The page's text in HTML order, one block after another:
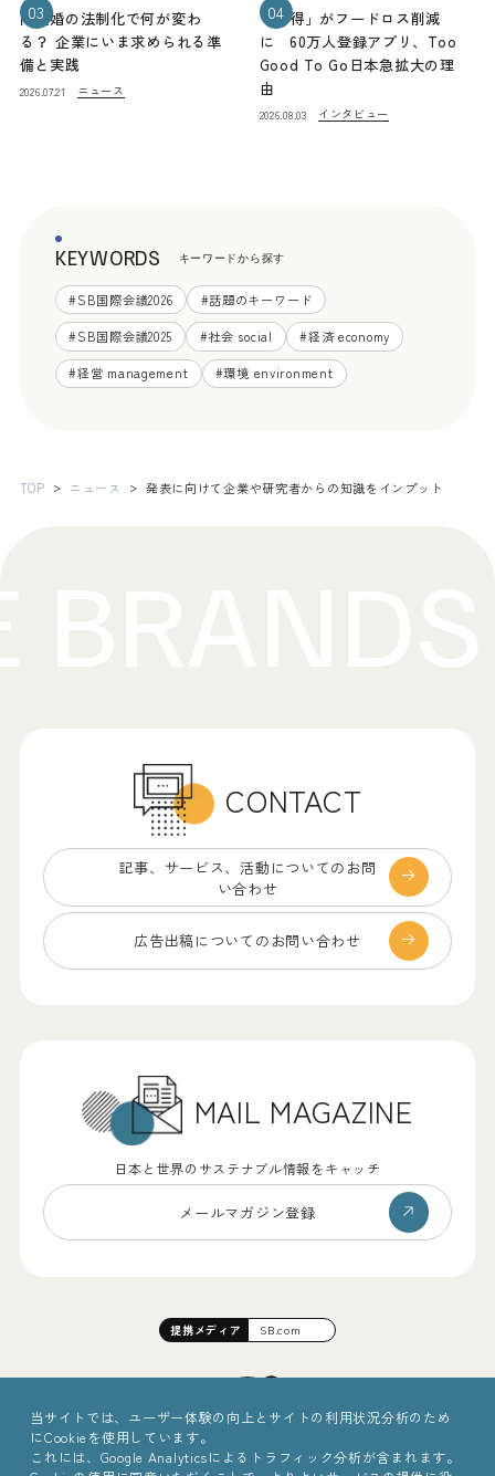
03
同性婚の法制化で何が変わ
る？ 企業にいま求められる準
備と実践
2026.07.21 ニュース
04
「お得」がフードロス削減
に 60万人登録アプリ、Too
Good To Go日本急拡大の理
由
2026.08.03 インタビュー
KEYWORDS キーワードから探す
#SB国際会議2026 #話題のキーワード
#SB国際会議2025 #社会 social #経済 economy
#経営 management #環境 environment
TOP ニュース 発表に向けて企業や研究者からの知識をインプット
CONTACT
記事、サービス、 活動についてのお問
い合わせ
広告出稿についての お問い合わせ
MAIL MAGAZINE
日本と世界のサステナブル情報をキャッチ
メールマガジン登録
提携メディア SB.com
当サイトでは、ユーザー体験の向上とサイトの利用状況分析のため
にCookieを使用しています。
これには、Google Analyticsによるトラフィック分析が含まれます。